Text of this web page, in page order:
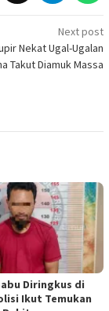
Next post
Nekat Ugal-Ugalan
Takut Diamuk Massa
Diringkus di
Ikut Temukan